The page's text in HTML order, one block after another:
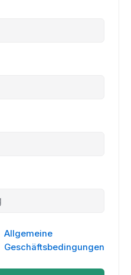
Allgemeine
Geschäftsbedingungen